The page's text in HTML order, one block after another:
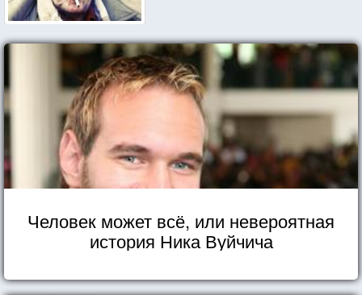
Человек может всё, или невероятная
история Ника Вуйчича